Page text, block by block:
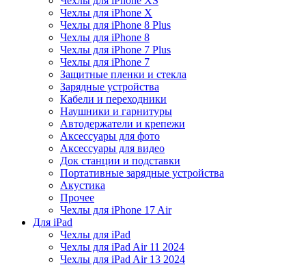
Чехлы для iPhone X
Чехлы для iPhone 8 Plus
Чехлы для iPhone 8
Чехлы для iPhone 7 Plus
Чехлы для iPhone 7
Защитные пленки и стекла
Зарядные устройства
Кабели и переходники
Наушники и гарнитуры
Автодержатели и крепежи
Аксессуары для фото
Аксессуары для видео
Док станции и подставки
Портативные зарядные устройства
Акустика
Прочее
Чехлы для iPhone 17 Air
Для iPad
Чехлы для iPad
Чехлы для iPad Air 11 2024
Чехлы для iPad Air 13 2024